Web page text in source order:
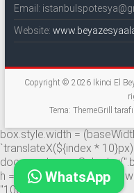
Email:
Website:
Copyright © 2026 İkinci El
Tema: ThemeGrill
WhatsApp
box.style.width =
`translateX(${index *
h =
"100px";